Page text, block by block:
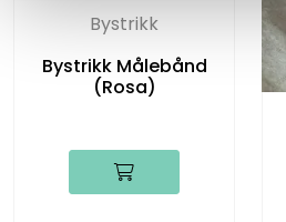
Bystrikk
Bystrikk Målebånd
(Rosa)